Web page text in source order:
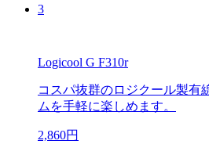
3
Logicool G F310r
コスパ抜群のロジクール製有
ムを手軽に楽しめます。
2,860円